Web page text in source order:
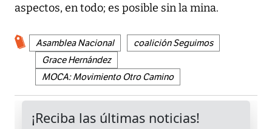
aspectos, en todo; es posible sin la mina.
Asamblea Nacional
coalición Seguimos
Grace Hernández
MOCA: Movimiento Otro Camino